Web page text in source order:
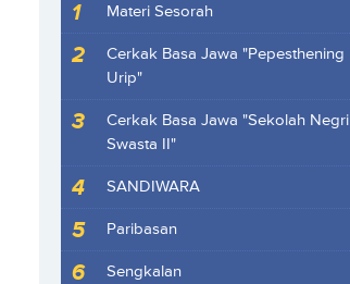
Materi Sesorah
Cerkak Basa Jawa "Pepesthening
Urip"
Cerkak Basa Jawa "Sekolah Negri
Swasta II"
SANDIWARA
Paribasan
Sengkalan